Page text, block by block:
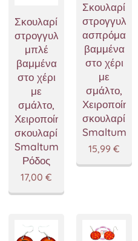
Σκουλαρίκια
στρογγυλά
μπλέ
βαμμένα
στο χέρι
με
σμάλτο,
Χειροποίητα
σκουλαρίκια
Smaltum,mimitopia
Ρόδος
17,00 €
στρογγυλά
βαμμένα
στο χέρι
με
σμάλτο,
Χειροποίητα
Smaltum
15,99 €